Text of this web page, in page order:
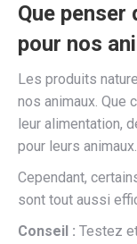
Que
pour nos
Les produits
nos animaux. Que
leur alimentation,
pour leurs animaux.
Cependant,
sont tout aussi
Conseil : Testez